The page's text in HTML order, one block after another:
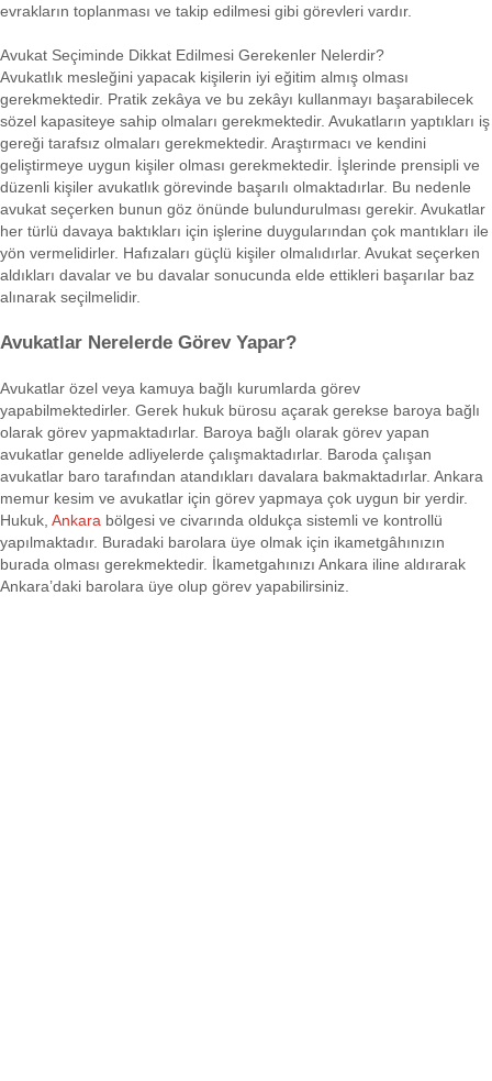
evrakların toplanması ve takip edilmesi gibi görevleri vardır.
Avukat Seçiminde Dikkat Edilmesi Gerekenler Nelerdir?
Avukatlık mesleğini yapacak kişilerin iyi eğitim almış olması
gerekmektedir. Pratik zekâya ve bu zekâyı kullanmayı başarabilecek
sözel kapasiteye sahip olmaları gerekmektedir. Avukatların yaptıkları iş
gereği tarafsız olmaları gerekmektedir. Araştırmacı ve kendini
geliştirmeye uygun kişiler olması gerekmektedir. İşlerinde prensipli ve
düzenli kişiler avukatlık görevinde başarılı olmaktadırlar. Bu nedenle
avukat seçerken bunun göz önünde bulundurulması gerekir. Avukatlar
her türlü davaya baktıkları için işlerine duygularından çok mantıkları ile
yön vermelidirler. Hafızaları güçlü kişiler olmalıdırlar. Avukat seçerken
aldıkları davalar ve bu davalar sonucunda elde ettikleri başarılar baz
alınarak seçilmelidir.
Avukatlar Nerelerde Görev Yapar?
Avukatlar özel veya kamuya bağlı kurumlarda görev
yapabilmektedirler. Gerek hukuk bürosu açarak gerekse baroya bağlı
olarak görev yapmaktadırlar. Baroya bağlı olarak görev yapan
avukatlar genelde adliyelerde çalışmaktadırlar. Baroda çalışan
avukatlar baro tarafından atandıkları davalara bakmaktadırlar. Ankara
memur kesim ve avukatlar için görev yapmaya çok uygun bir yerdir.
Hukuk, Ankara bölgesi ve civarında oldukça sistemli ve kontrollü
yapılmaktadır. Buradaki barolara üye olmak için ikametgâhınızın
burada olması gerekmektedir. İkametgahınızı Ankara iline aldırarak
Ankara’daki barolara üye olup görev yapabilirsiniz.